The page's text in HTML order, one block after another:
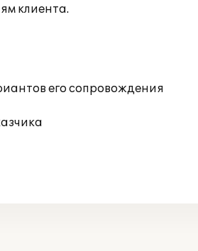
клиента.
его сопровождения